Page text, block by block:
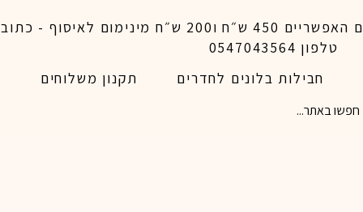
טלפון 0547043564
חבילות בלונים לחדרים תקנון משלוחים